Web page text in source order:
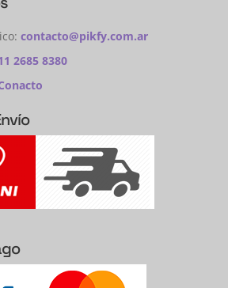
contacto@pikfy.com.ar
2685 8380